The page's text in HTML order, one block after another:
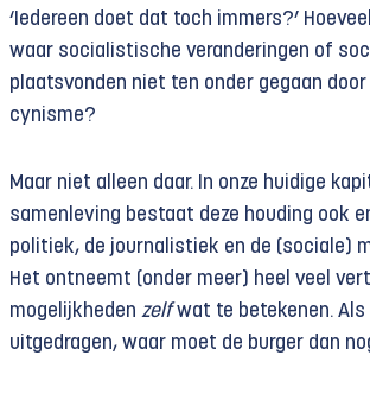
‘Iedereen doet dat toch immers?’
waar socialistische veranderingen of
plaatsvonden niet ten onder gegaan
cynisme?
Maar niet alleen daar. In onze huidige
samenleving bestaat deze houding ook
politiek, de journalistiek en de (sociale)
Het ontneemt (onder meer) heel veel
mogelijkheden zelfwat te betekenen.
uitgedragen, waar moet de burger dan